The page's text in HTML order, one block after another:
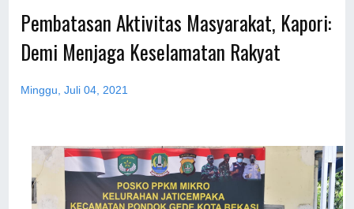
Pembatasan Aktivitas Masyarakat, Kapori:
Demi Menjaga Keselamatan Rakyat
Minggu, Juli 04, 2021